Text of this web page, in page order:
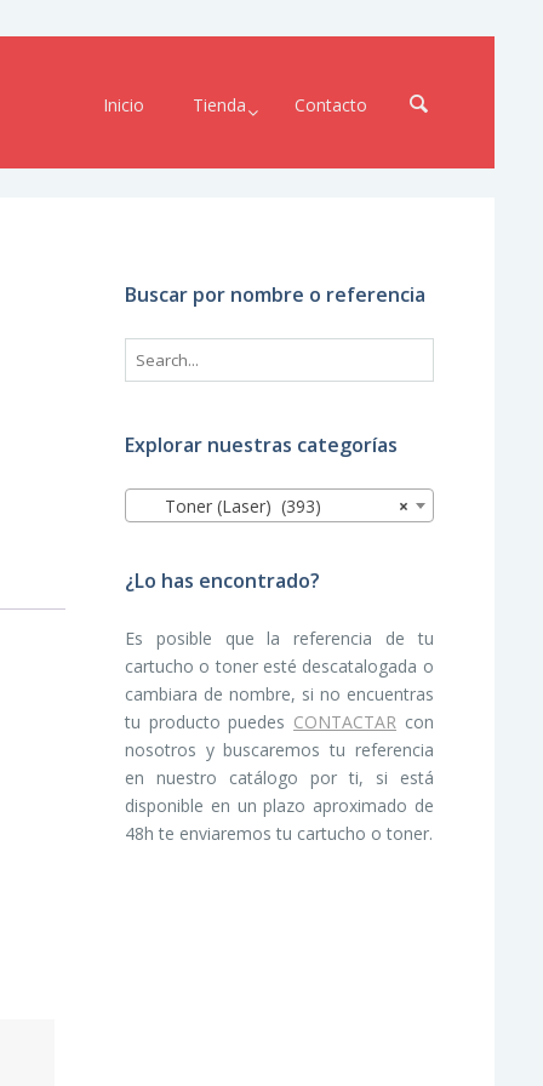
Inicio Tienda Contacto
Buscar por nombre o referencia
Explorar nuestras categorías
×
Toner (Laser) (393)
¿Lo has encontrado?
Es posible que la referencia de tu
cartucho o toner esté descatalogada o
cambiara de nombre, si no encuentras
tu producto puedes CONTACTAR con
nosotros y buscaremos tu referencia
en nuestro catálogo por ti, si está
disponible en un plazo aproximado de
48h te enviaremos tu cartucho o toner.